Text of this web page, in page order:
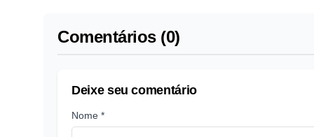
Comentários (0)
Deixe seu comentário
Nome *